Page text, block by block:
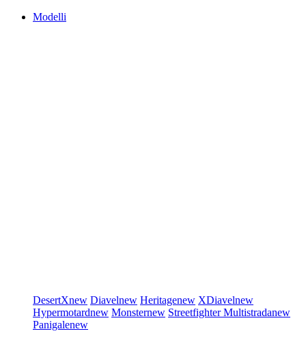
Modelli
DesertXnew Diavelnew Heritagenew XDiavelnew
Hypermotardnew Monsternew StreetfighterMultistradanew
Panigalenew